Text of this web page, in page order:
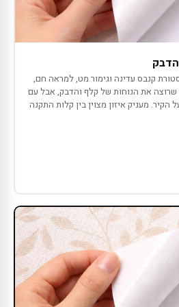
קנבס עדינה וגימור מט, למראה חם,
שרוצה את הנוחות של קלף והדבק, אבל עם
מעניק איזון מצוין בין קלות התקנה